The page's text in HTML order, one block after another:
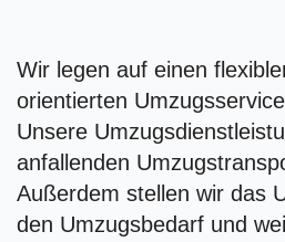
Wir legen auf einen
orientierten
Unsere
anfallenden
Außerdem stellen wir das
den Umzugsbedarf und